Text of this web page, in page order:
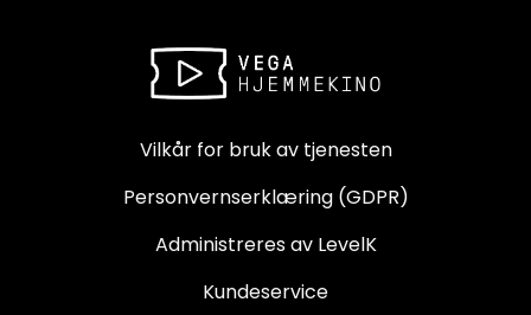
Vilkår for bruk av tjenesten
Personvernserklæring (GDPR)
Administreres av LevelK
Kundeservice